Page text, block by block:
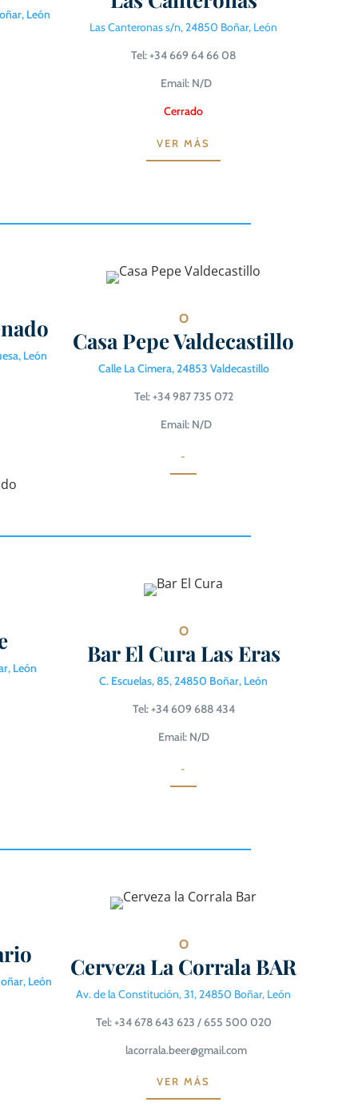
León
Las Canteronas s/n, 24850 Boñar, León
Tel: +34 669 64 66 08
Email: N/D
Cerrado
VER MÁS
León
O
Casa Pepe Valdecastillo
Calle La Cimera, 24853 Valdecastillo
Tel: +34 987 735 072
Email: N/D
-
León
O
Bar El Cura Las Eras
C. Escuelas, 85, 24850 Boñar, León
Tel: +34 609 688 434
Email: N/D
-
León
O
Cerveza La Corrala BAR
Av. de la Constitución, 31, 24850 Boñar, León
Tel: +34 678 643 623 / 655 500 020
lacorrala.beer@gmail.com
VER MÁS